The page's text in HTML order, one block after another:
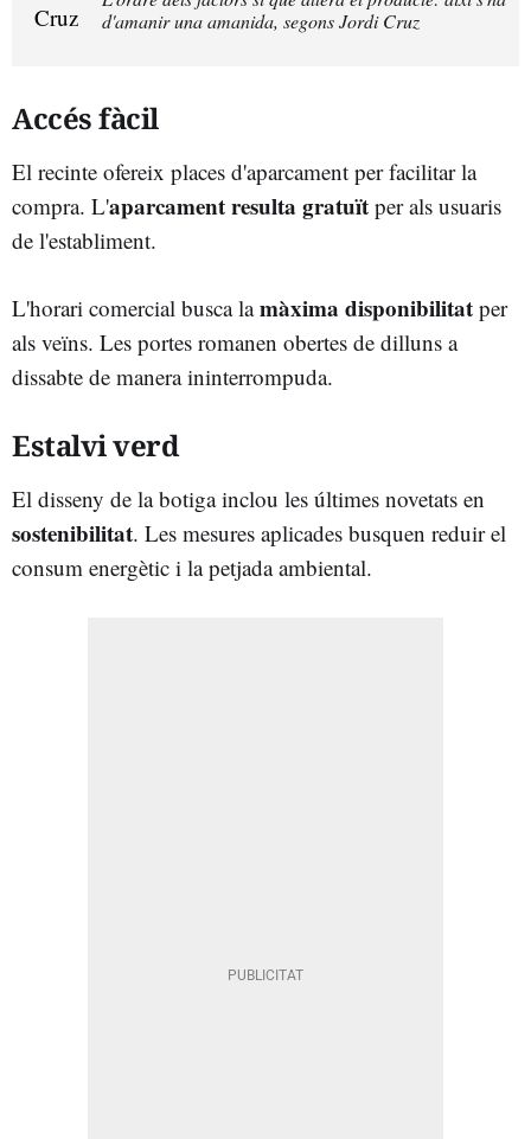
d'amanir una amanida, segons Jordi Cruz
Accés fàcil
El recinte ofereix places d'aparcament per facilitar la
compra. L'aparcament resulta gratuït per als usuaris
de l'establiment.
L'horari comercial busca lamàxima disponibilitat per
als veïns. Les portes romanen obertes de dilluns a
dissabte de manera ininterrompuda.
Estalvi verd
El disseny de la botiga inclou les últimes novetats en
sostenibilitat. Les mesures aplicades busquen reduir el
consum energètic i la petjada ambiental.